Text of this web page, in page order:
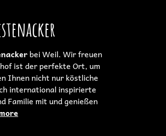
bei Weil. Wir freuen
ist der perfekte Ort, um
Ihnen nicht nur köstliche
international inspirierte
Familie mit und genießen